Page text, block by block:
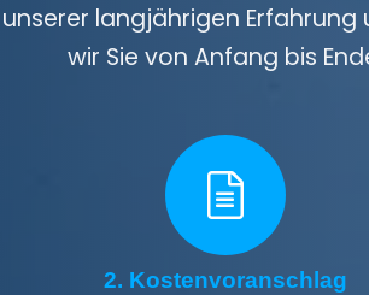
langjährigen Erfahrung
wir Sie von Anfang bis
2. Kostenvoranschlag